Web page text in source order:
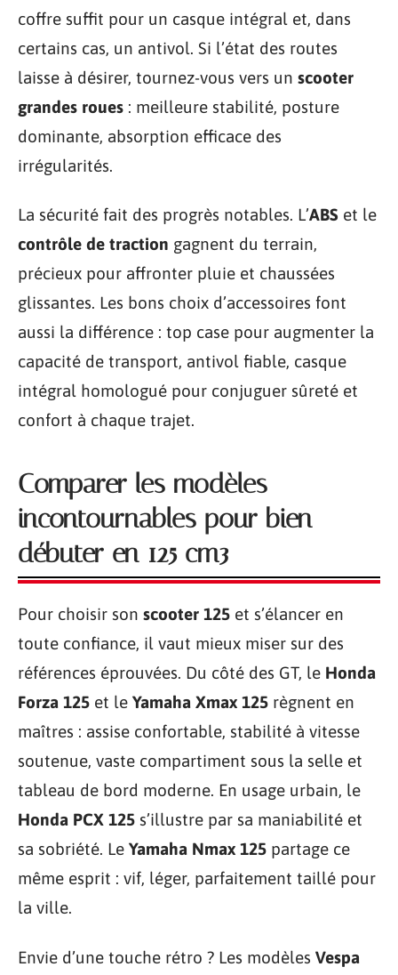
coffre suffit pour un casque intégral et, dans
certains cas, un antivol. Si l’état des routes
laisse à désirer, tournez-vous vers un scooter
grandes roues : meilleure stabilité, posture
dominante, absorption efficace des
irrégularités.
La sécurité fait des progrès notables. L’ABS et le
contrôle de traction gagnent du terrain,
précieux pour affronter pluie et chaussées
glissantes. Les bons choix d’accessoires font
aussi la différence : top case pour augmenter la
capacité de transport, antivol fiable, casque
intégral homologué pour conjuguer sûreté et
confort à chaque trajet.
Comparer les modèles
incontournables pour bien
débuter en 125 cm3
Pour choisir son scooter 125 et s’élancer en
toute confiance, il vaut mieux miser sur des
références éprouvées. Du côté des GT, le Honda
Forza 125 et le Yamaha Xmax 125 règnent en
maîtres : assise confortable, stabilité à vitesse
soutenue, vaste compartiment sous la selle et
tableau de bord moderne. En usage urbain, le
Honda PCX 125 s’illustre par sa maniabilité et
sa sobriété. Le Yamaha Nmax 125 partage ce
même esprit : vif, léger, parfaitement taillé pour
la ville.
Envie d’une touche rétro ? Les modèles Vespa